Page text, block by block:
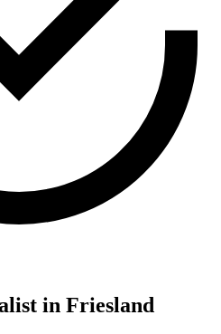
in Friesland